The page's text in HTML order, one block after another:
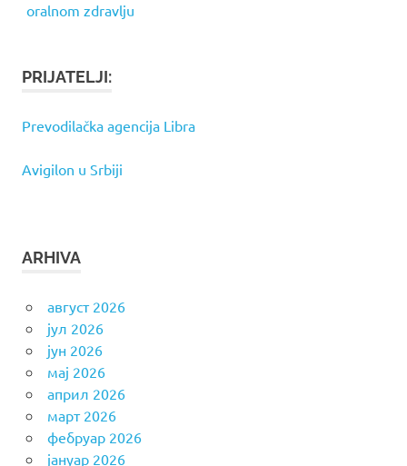
oralnom zdravlju
PRIJATELJI:
Prevodilačka agencija Libra
Avigilon u Srbiji
ARHIVA
август 2026
јул 2026
јун 2026
мај 2026
април 2026
март 2026
фебруар 2026
јануар 2026